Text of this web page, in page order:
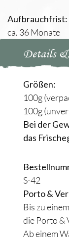
Aufbrauchfrist:
ca. 36 Monate
Details
Größen:
100g
100g
Bei der
das
S-42
Porto &
Bis zu
die Porto &
Ab einem